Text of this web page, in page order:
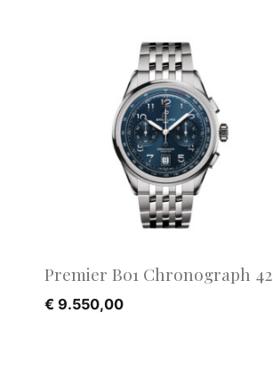
Premier B01 Chronograph 42
€ 9.550,00